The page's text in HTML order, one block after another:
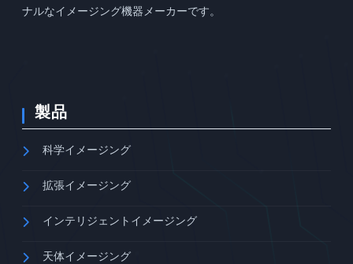
ナルなイメージング機器メーカーです。
製品
科学イメージング
拡張イメージング
インテリジェントイメージング
天体イメージング